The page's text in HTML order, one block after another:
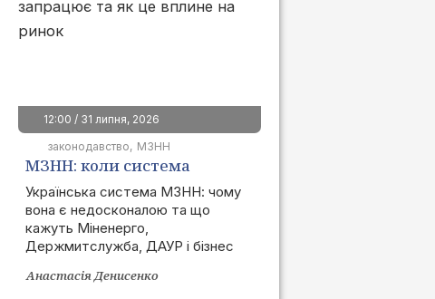
12:00 / 31 липня, 2026
законодавство
МЗНН
МЗНН: коли система
запрацює та як це вплине
на ринок
Українська система МЗНН: чому
вона є недосконалою та що
кажуть Міненерго,
Держмитслужба, ДАУР і бізнес
Анастасія Денисенко